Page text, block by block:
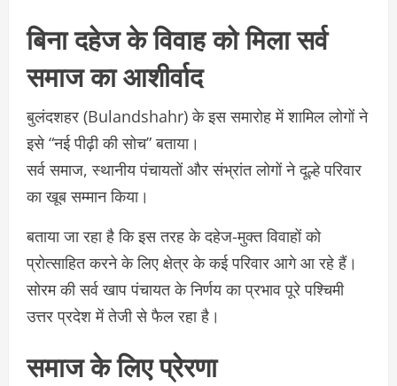
बिना दहेज के विवाह को मिला सर्व
समाज का आशीर्वाद
बुलंदशहर (Bulandshahr) के इस समारोह में शामिल लोगों ने
इसे “नई पीढ़ी की सोच” बताया।
सर्व समाज, स्थानीय पंचायतों और संभ्रांत लोगों ने दूल्हे परिवार
का खूब सम्मान किया।
बताया जा रहा है कि इस तरह के दहेज-मुक्त विवाहों को
प्रोत्साहित करने के लिए क्षेत्र के कई परिवार आगे आ रहे हैं।
सोरम की सर्व खाप पंचायत के निर्णय का प्रभाव पूरे पश्चिमी
उत्तर प्रदेश में तेजी से फैल रहा है।
समाज के लिए प्रेरणा